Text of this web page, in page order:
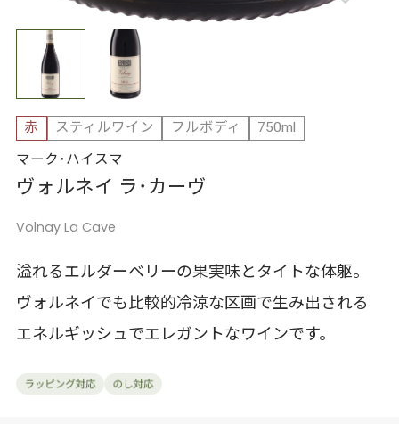
赤 スティルワイン フルボディ
750ml
マーク･ハイスマ
ヴォルネイ ラ･カーヴ
Volnay La Cave
溢れるエルダーベリーの果実味とタイトな体躯。
ヴォルネイでも比較的冷涼な区画で生み出される
エネルギッシュでエレガントなワインです。